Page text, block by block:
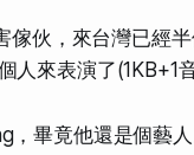
伙，來台灣已經
來表演了(1KB+1
畢竟他還是個藝